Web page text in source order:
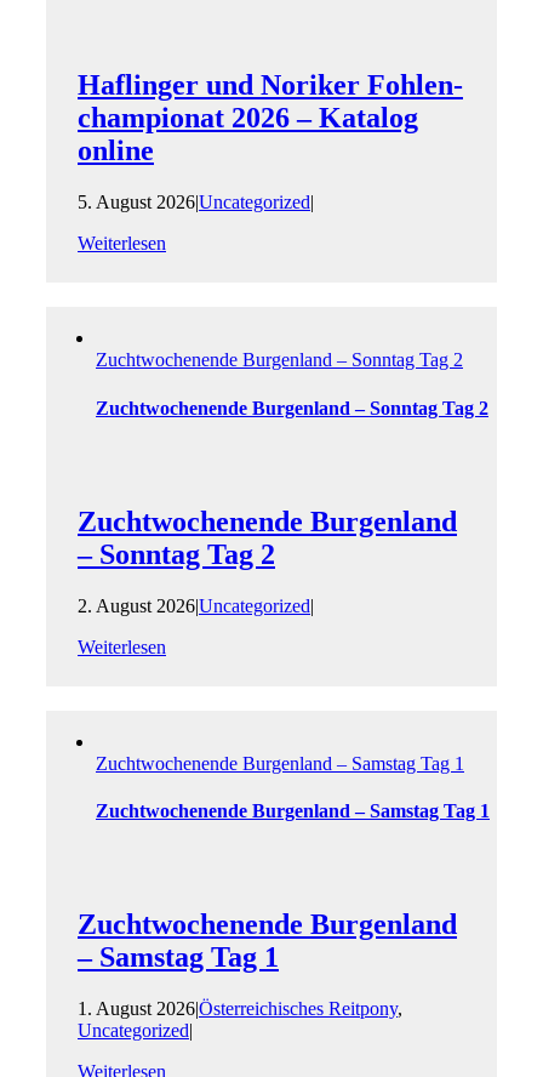
Haflinger und Noriker Fohlen­
championat 2026 – Katalog
online
5. August 2026|Uncategorized|
Weiterlesen
Zucht­wochenende Burgenland – Sonntag Tag 2
Zucht­wochenende Burgenland – Sonntag Tag 2
Zucht­wochenende Burgenland
– Sonntag Tag 2
2. August 2026|Uncategorized|
Weiterlesen
Zucht­wochenende Burgenland – Samstag Tag 1
Zucht­wochenende Burgenland – Samstag Tag 1
Zucht­wochenende Burgenland
– Samstag Tag 1
1. August 2026|Österreichisches Reitpony,
Uncategorized|
Weiterlesen